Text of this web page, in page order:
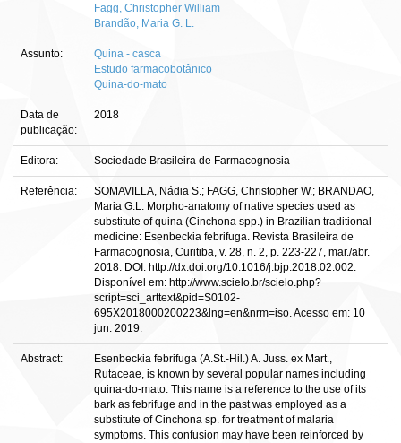
Fagg, Christopher William
Brandão, Maria G. L.
Assunto:
Quina - casca
Estudo farmacobotânico
Quina-do-mato
Data de
publicação:
2018
Editora: Sociedade Brasileira de Farmacognosia
Referência:
SOMAVILLA, Nádia S.; FAGG, Christopher W.; BRANDAO,
Maria G.L. Morpho-anatomy of native species used as
substitute of quina (Cinchona spp.) in Brazilian traditional
medicine: Esenbeckia febrifuga. Revista Brasileira de
Farmacognosia, Curitiba, v. 28, n. 2, p. 223-227, mar./abr.
2018. DOI: http://dx.doi.org/10.1016/j.bjp.2018.02.002.
Disponível em: http://www.scielo.br/scielo.php?
script=sci_arttext&pid=S0102-
695X2018000200223&lng=en&nrm=iso. Acesso em: 10
jun. 2019.
Abstract:
Esenbeckia febrifuga (A.St.-Hil.) A. Juss. ex Mart.,
Rutaceae, is known by several popular names including
quina-do-mato. This name is a reference to the use of its
bark as febrifuge and in the past was employed as a
substitute of Cinchona sp. for treatment of malaria
symptoms. This confusion may have been reinforced by